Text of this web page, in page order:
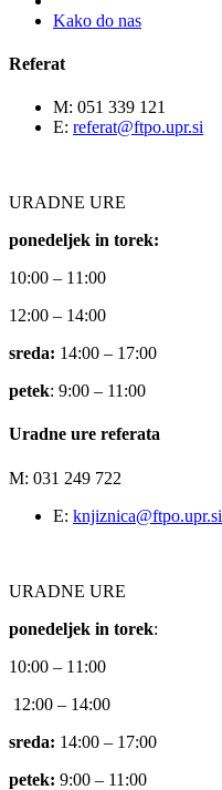
Kako do nas
Referat
M: 051 339 121
E: referat@ftpo.upr.si
URADNE URE
ponedeljek in torek:
10:00 – 11:00
12:00 – 14:00
sreda: 14:00 – 17:00
petek: 9:00 – 11:00
Uradne ure referata
M: 031 249 722
E: knjiznica@ftpo.upr.si
URADNE URE
ponedeljek in torek:
10:00 – 11:00
12:00 – 14:00
sreda: 14:00 – 17:00
petek: 9:00 – 11:00